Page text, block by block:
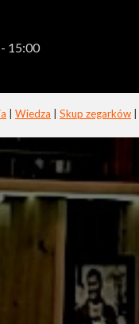
15:00
| Wiedza | Skup zegarków |